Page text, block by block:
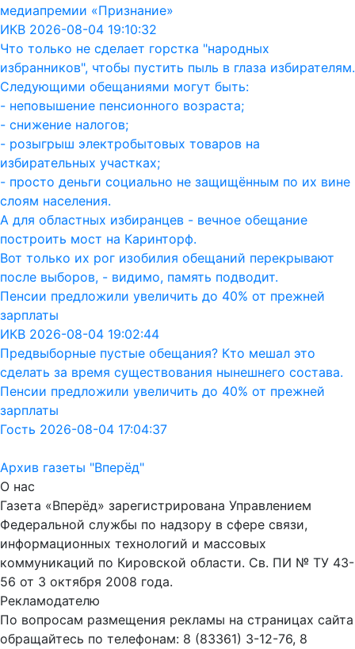
медиапремии «Признание»
ИКВ 2026-08-04 19:10:32
Что только не сделает горстка "народных
избранников", чтобы пустить пыль в глаза избирателям.
Следующими обещаниями могут быть:
- неповышение пенсионного возраста;
- снижение налогов;
- розыгрыш электробытовых товаров на
избирательных участках;
- просто деньги социально не защищённым по их вине
слоям населения.
А для областных избиранцев - вечное обещание
построить мост на Каринторф.
Вот только их рог изобилия обещаний перекрывают
после выборов, - видимо, память подводит.
Пенсии предложили увеличить до 40% от прежней
зарплаты
ИКВ 2026-08-04 19:02:44
Предвыборные пустые обещания? Кто мешал это
сделать за время существования нынешнего состава.
Пенсии предложили увеличить до 40% от прежней
зарплаты
Гость 2026-08-04 17:04:37
Архив газеты "Вперёд"
О нас
Газета «Вперёд» зарегистрирована Управлением
Федеральной службы по надзору в сфере связи,
информационных технологий и массовых
коммуникаций по Кировской области. Св. ПИ № ТУ 43-
56 от 3 октября 2008 года.
Рекламодателю
По вопросам размещения рекламы на страницах сайта
обращайтесь по телефонам: 8 (83361) 3-12-76, 8